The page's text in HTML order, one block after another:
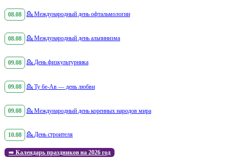
08.08 💁 Международный день офтальмологии
08.08 💁 Международный день альпинизма
09.08 💁 День физкультурника
09.08 💁 Ту бе-Ав — день любви
09.08 💁 Международный день коренных народов мира
10.08 💁 День строителя
➡️ Календарь праздников на 2026 год